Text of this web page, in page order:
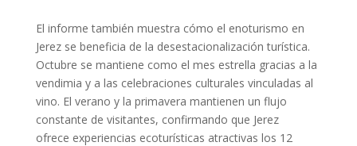
El informe también muestra cómo el enoturismo en
Jerez se beneficia de la desestacionalización turística.
Octubre se mantiene como el mes estrella gracias a la
vendimia y a las celebraciones culturales vinculadas al
vino. El verano y la primavera mantienen un flujo
constante de visitantes, confirmando que Jerez
ofrece experiencias ecoturísticas atractivas los 12